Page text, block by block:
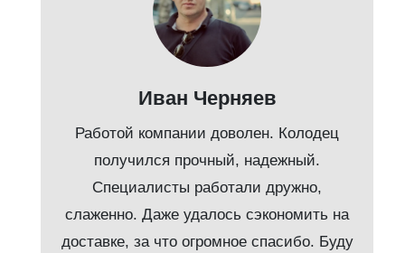
Иван Черняев
Работой компании доволен. Колодец
получился прочный, надежный.
Специалисты работали дружно,
слаженно. Даже удалось сэкономить на
доставке, за что огромное спасибо. Буду